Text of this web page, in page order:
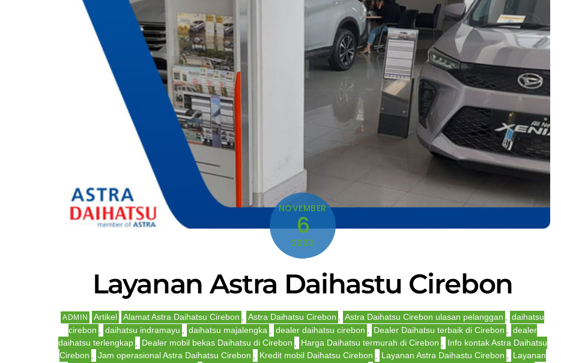
NOVEMBER
6
2023
Layanan Astra Daihastu Cirebon
ADMIN Artikel Alamat Astra Daihatsu Cirebon , Astra Daihatsu Cirebon , Astra Daihatsu Cirebon ulasan pelanggan , daihatsu
cirebon , daihatsu indramayu , daihatsu majalengka , dealer daihatsu cirebon , Dealer Daihatsu terbaik di Cirebon , dealer
daihatsu terlengkap , Dealer mobil bekas Daihatsu di Cirebon , Harga Daihatsu termurah di Cirebon ,
Info kontak Astra Daihatsu
Cirebon , Jam operasional Astra Daihatsu Cirebon , Kredit mobil Daihatsu Cirebon , Layanan Astra Daihastu Cirebon ,
Layanan